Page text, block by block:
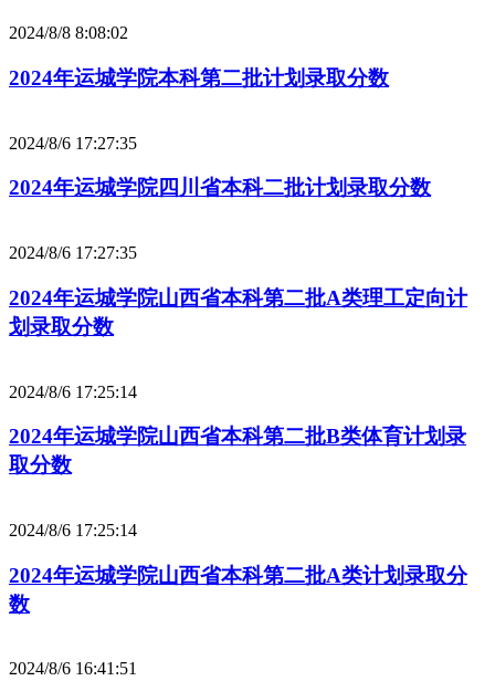
2024/8/8 8:08:02
2024年运城学院本科第二批计划录取分数
2024/8/6 17:27:35
2024年运城学院四川省本科二批计划录取分数
2024/8/6 17:27:35
2024年运城学院山西省本科第二批A类理工定向计
划录取分数
2024/8/6 17:25:14
2024年运城学院山西省本科第二批B类体育计划录
取分数
2024/8/6 17:25:14
2024年运城学院山西省本科第二批A类计划录取分
数
2024/8/6 16:41:51